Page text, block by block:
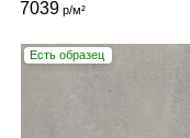
7039 р/м²
Есть образец